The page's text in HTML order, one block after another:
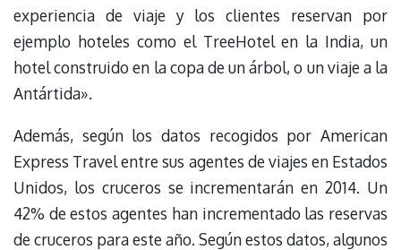
experiencia de viaje y los clientes reservan por
ejemplo hoteles como el TreeHotel en la India, un
hotel construido en la copa de un árbol, o un viaje a la
Antártida».
Además, según los datos recogidos por American
Express Travel entre sus agentes de viajes en Estados
Unidos, los cruceros se incrementarán en 2014. Un
42% de estos agentes han incrementado las reservas
de cruceros para este año. Según estos datos, algunos